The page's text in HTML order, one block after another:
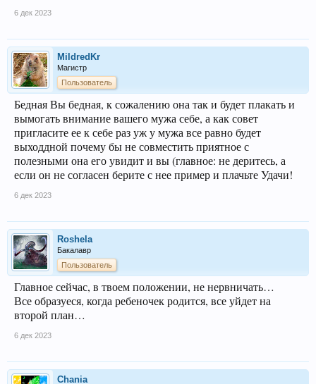
6 дек 2023
MildredKr
Магистр
Пользователь
Бедная Вы бедная, к сожалению она так и будет плакать и
вымогать внимание вашего мужа себе, а как совет
пригласите ее к себе раз уж у мужа все равно будет
выходдной почему бы не совместить приятное с
полезными она его увидит и вы (главное: не деритесь, а
если он не согласен берите с нее пример и плачьте Удачи!
6 дек 2023
Roshela
Бакалавр
Пользователь
Главное сейчас, в твоем положении, не нервничать…
Все образуеся, когда ребеночек родится, все уйдет на
второй план…
6 дек 2023
Chania